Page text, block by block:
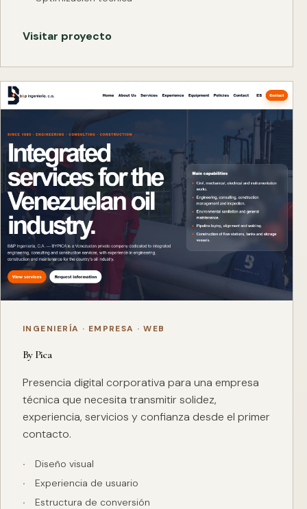
Visitar proyecto
INGENIERÍA · EMPRESA · WEB
By Pica
Presencia digital corporativa para una empresa
técnica que necesita transmitir solidez,
experiencia, servicios y confianza desde el primer
contacto.
Diseño visual
Experiencia de usuario
Estructura de conversión